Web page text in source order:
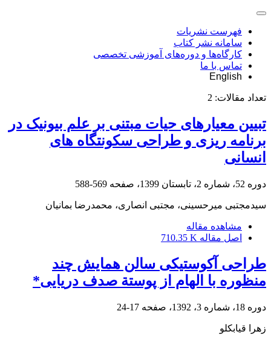
فهرست نشریات
سامانه نشر کتاب
کارگاه‌ها و دوره‌های آموزشی تخصصی
تماس با ما
English
تعداد مقالات: 2
تبیین معیارهای حیات مبتنی بر علم بیونیک در
برنامه ریزی و طراحی سکونتگاه های
انسانی
دوره 52، شماره 2، تابستان 1399، صفحه 569-588
سیدمجتبی میرحسینی، مجتبی انصاری، محمدرضا بمانیان
مشاهده مقاله
اصل مقاله 710.35 K
طراحی آکوستیکی سالن همایش چند
منظوره با الهام از پوستة صدف دریایی*
دوره 18، شماره 3، 1392، صفحه 17-24
زهرا قیابکلو